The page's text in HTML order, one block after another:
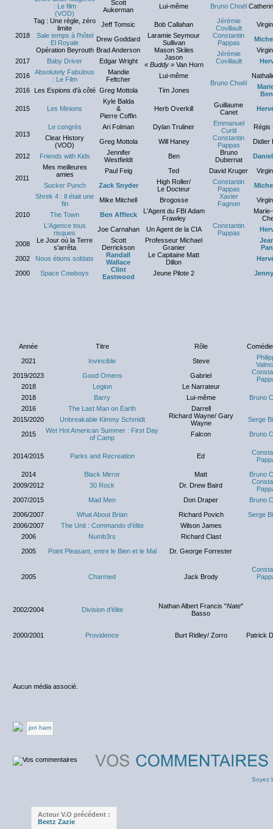
: Le film
(VOD)
Scott
Aukerman
Lui-même Bruno Choël
2018
Tag : Une règle, zéro
limite
Jeff Tomsic Bob Callahan
Jérémie
Covillault
Sale temps à l'hôtel
El Royale
Drew Goddard
Laramie Seymour
Sullivan
Constantin
Pappas
Opération Beyrouth Brad Anderson Mason Skiles
Jérémie
Covillault
2017
Baby Driver Edgar Wright
Jason
« Buddy »Van Horn
2016
Absolutely Fabulous
: Le Film
Mandie
Feltcher
Lui-même
Bruno Choël
2016
Les Espions d'à côté Greg Mottola Tim Jones
2015
Les Minions
Kyle Balda
&
Pierre Coffin
Herb Overkill
Guillaume
Canet
2013
Le congrès Ari Folman Dylan Truliner
Emmanuel
Curtil
Régis
Clear History
(VOD)
Greg Mottola Will Haney
Constantin
Pappas
Didier
2012
Friends with Kids
Jennifer
Westfieldt
Ben
Bruno
Dubernat
2011
Mes meilleures
amies
Paul Feig Ted David Kruger
Sucker Punch
Zack Snyder
High Roller/
Le Docteur
Constantin
Pappas
2010
Shrek 4 : Il était une
fin
Mike Mitchell Brogosse
Xavier
Fagnon
The Town
Ben Affleck
L'Agent du FBI Adam
Frawley
Constantin
Pappas
L'Agence tous
risques
Joe Carnahan Un Agent de la CIA
2008
Le Jour où la Terre
s'arrêta
Scott
Derrickson
Professeur Michael
Granier
2002
Nous étions soldats
Randall
Wallace
Le Capitaine Matt
Dillon
2000
Space Cowboys
Clint
Eastwood
Jeune Pilote 2
Année Titre Rôle
2021
Invincible Steve
2019/2023
Good Omens Gabriel
2018
Legion
Le Narrateur
Bruno
2018 Barry
Lui-même
2016
The Last Man on Earth
Darrell
2015/2020
Unbreakable Kimmy Schmidt
Richard Wayne/ Gary
Wayne
Serge
2015
Wet Hot American Summer : First Day
of Camp
Falcon Bruno
2014/2015 Parks and Recreation Ed
2014
Black Mirror Matt
Bruno
2009/2012
30 Rock Dr. Drew Baird
2007/2015
Mad Men Don Draper
Bruno
2006/2007
What About Brian Richard Povich
Serge
2006/2007
The Unit : Commando d'élite Wilson James
2006 Numb3rs
Richard Clast
2005
Point Pleasant, entre le Bien et le Mal Dr. George Forrester
2005 Charmed Jack Brody
2002/2004 Division d'élite Nathan Albert Francis "Nate"
Basso
2000/2001 Providence Burt Ridley/ Zorro Patrick
Aucun média associé.
jon ham
Soyez
Acteur V.O précédent :
Beetz Zazie